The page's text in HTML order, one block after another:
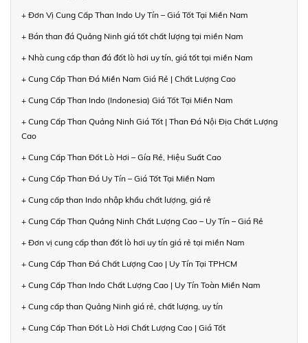
+ Đơn Vị Cung Cấp Than Indo Uy Tín – Giá Tốt Tại Miền Nam
+ Bán than đá Quảng Ninh giá tốt chất lượng tại miền Nam
+ Nhà cung cấp than đá đốt lò hơi uy tín, giá tốt tại miền Nam
+ Cung Cấp Than Đá Miền Nam Giá Rẻ | Chất Lượng Cao
+ Cung Cấp Than Indo (Indonesia) Giá Tốt Tại Miền Nam
+ Cung Cấp Than Quảng Ninh Giá Tốt | Than Đá Nội Địa Chất Lượng
Cao
+ Cung Cấp Than Đốt Lò Hơi – Gía Rẻ, Hiệu Suất Cao
+ Cung Cấp Than Đá Uy Tín – Giá Tốt Tại Miền Nam
+ Cung cấp than Indo nhập khẩu chất lượng, giá rẻ
+ Cung Cấp Than Quảng Ninh Chất Lượng Cao – Uy Tín – Giá Rẻ
+ Đơn vị cung cấp than đốt lò hơi uy tín giá rẻ tại miền Nam
+ Cung Cấp Than Đá Chất Lượng Cao | Uy Tín Tại TPHCM
+ Cung Cấp Than Indo Chất Lượng Cao | Uy Tín Toàn Miền Nam
+ Cung cấp than Quảng Ninh giá rẻ, chất lượng, uy tín
+ Cung Cấp Than Đốt Lò Hơi Chất Lượng Cao | Giá Tốt